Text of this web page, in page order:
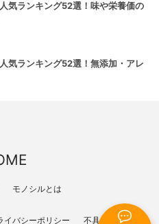
気ランキング52選！味や栄養価の
気ランキング52選！無添加・アレ
モノシルとは
イバシーポリシー 不具合報告